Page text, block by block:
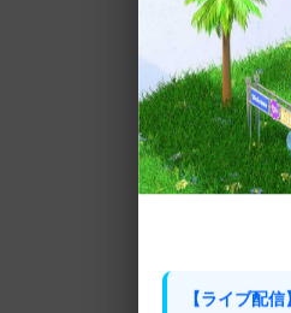
【ライブ配信】